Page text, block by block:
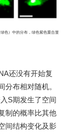
色）中的分布，绿色紫色重合显
还没有开始复
布相对随机。
S期发生了空间
制的概率比其他
间结构变化及影